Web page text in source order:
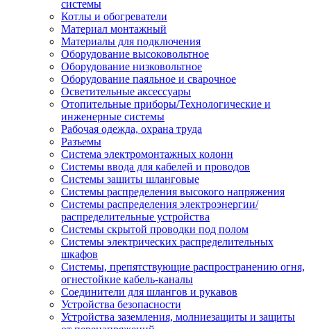
системы
Котлы и обогреватели
Материал монтажный
Материалы для подключения
Оборудование высоковольтное
Оборудование низковольтное
Оборудование паяльное и сварочное
Осветительные аксессуары
Отопительные приборы/Технологические и
инженерные системы
Рабочая одежда, охрана труда
Разъемы
Система электромонтажных колонн
Системы ввода для кабелей и проводов
Системы защиты шланговые
Системы распределения высокого напряжения
Системы распределения электроэнергии/
распределительные устройства
Системы скрытой проводки под полом
Системы электрических распределительных
шкафов
Системы, препятствующие распространению огня,
огнестойкие кабель-каналы
Соединители для шлангов и рукавов
Устройства безопасности
Устройства заземления, молниезащиты и защиты